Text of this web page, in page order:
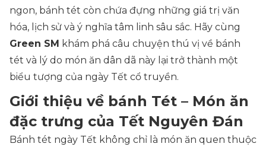
ngon, bánh tét còn chứa đựng những giá trị văn
hóa, lịch sử và ý nghĩa tâm linh sâu sắc. Hãy cùng
Green SM khám phá câu chuyện thú vị về bánh
tét và lý do món ăn dân dã này lại trở thành một
biểu tượng của ngày Tết cổ truyền.
Giới thiệu về bánh Tét – Món ăn
đặc trưng của Tết Nguyên Đán
Bánh tét ngày Tết không chỉ là món ăn quen thuộc